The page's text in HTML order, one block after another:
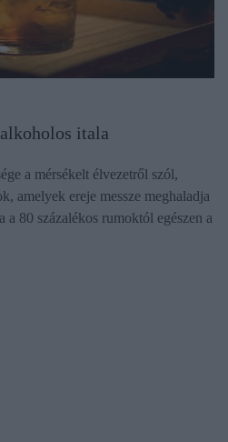
itala
a mérsékelt élvezetről szól,
amelyek ereje messze meghaladja
a 80 százalékos rumoktól egészen a